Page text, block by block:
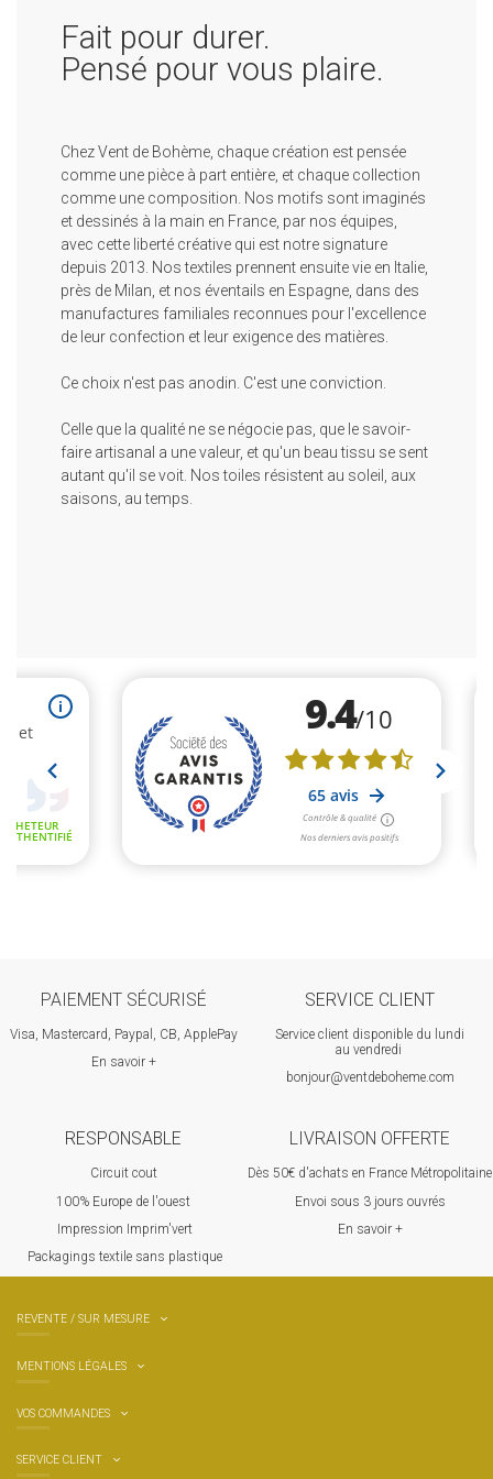
Fait pour durer.
Pensé pour vous plaire.
Chez Vent de Bohème, chaque création est pensée
comme une pièce à part entière, et chaque collection
comme une composition. Nos motifs sont imaginés
et dessinés à la main en France, par nos équipes,
avec cette liberté créative qui est notre signature
depuis 2013. Nos textiles prennent ensuite vie en Italie,
près de Milan, et nos éventails en Espagne, dans des
manufactures familiales reconnues pour l'excellence
de leur confection et leur exigence des matières.
Ce choix n'est pas anodin. C'est une conviction.
Celle que la qualité ne se négocie pas, que le savoir-
faire artisanal a une valeur, et qu'un beau tissu se sent
autant qu'il se voit. Nos toiles résistent au soleil, aux
saisons, au temps.
PAIEMENT SÉCURISÉ
Visa, Mastercard, Paypal, CB, ApplePay
En savoir +
SERVICE CLIENT
Service client disponible du lundi
au vendredi
bonjour@ventdeboheme.com
RESPONSABLE
Circuit cout
100% Europe de l'ouest
Impression Imprim'vert
Packagings textile sans plastique
LIVRAISON OFFERTE
Dès 50€ d'achats en France Métropolitaine
Envoi sous 3 jours ouvrés
En savoir +
REVENTE / SUR MESURE
MENTIONS LÉGALES
VOS COMMANDES
SERVICE CLIENT